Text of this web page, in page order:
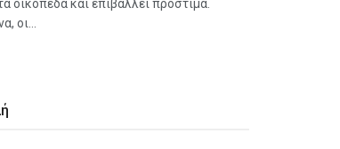
οικόπεδα και επιβάλλει πρόστιμα.
οι...